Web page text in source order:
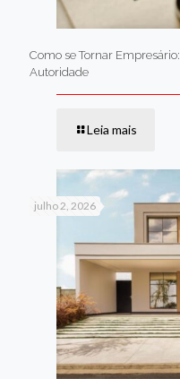
Como se Tornar
Autoridade
Leia mais
julho 2, 2026